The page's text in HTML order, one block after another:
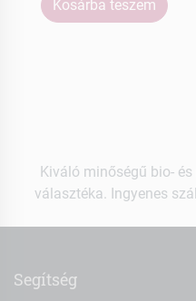
Kosárba teszem
Kiváló minőségű bio-
választéka. Ingyenes
Segítség